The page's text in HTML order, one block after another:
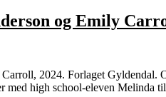
og Emily
2024. Forlaget
med high school-eleven Melinda